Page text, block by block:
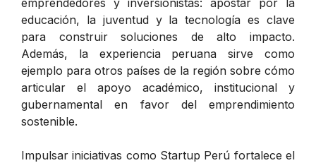
educación, la juventud y la tecnología es clave
para construir soluciones de alto impacto.
Además, la experiencia peruana sirve como
ejemplo para otros países de la región sobre cómo
articular el apoyo académico, institucional y
gubernamental en favor del emprendimiento
sostenible.
Impulsar iniciativas como Startup Perú fortalece el